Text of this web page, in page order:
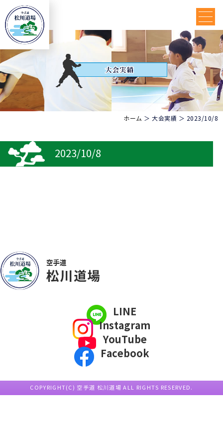
ホーム ＞ 大会実績 ＞ 2023/10/8
2023/10/8
LINE
Instagram
YouTube
Facebook
COPYRIGHT(C) 空手道 松川道場 ALL RIGHTS RESERVED.